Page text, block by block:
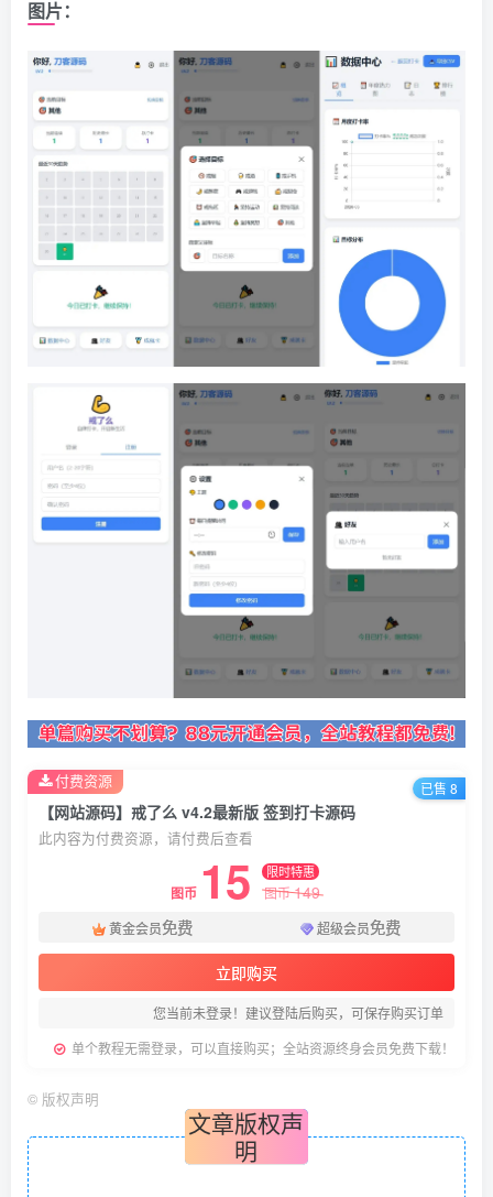
图片：
【网站源码】戒了么 v4.2最新版 签到打卡源码
此内容为付费资源，请付费后查看
图币 15 限时特惠
图币149
黄金会员免费 超级会员免费
立即购买
您当前未登录！建议登陆后购买，可保存购买订单
单个教程无需登录，可以直接购买；全站资源终身会员免费下载！
付费资源 已售 8
© 版权声明
文章版权声
明